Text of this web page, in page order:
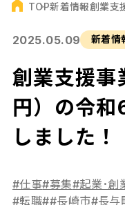
TOP新着情報創業支
2025.05.09 新着情
創業支援
円）の令
しました！
#仕事#募集#起業･創
#転職##長崎市#長与